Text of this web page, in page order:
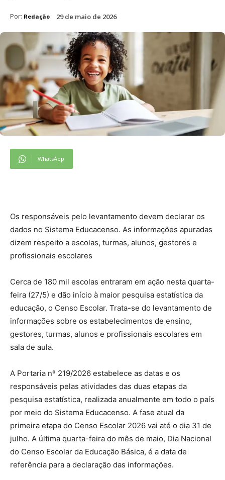
Por: Redação 29 de maio de 2026
WhatsApp
Os responsáveis pelo levantamento devem declarar os
dados no Sistema Educacenso. As informações apuradas
dizem respeito a escolas, turmas, alunos, gestores e
profissionais escolares
Cerca de 180 mil escolas entraram em ação nesta quarta-
feira (27/5) e dão início à maior pesquisa estatística da
educação, o Censo Escolar. Trata-se do levantamento de
informações sobre os estabelecimentos de ensino,
gestores, turmas, alunos e profissionais escolares em
sala de aula.
A Portaria nº 219/2026 estabelece as datas e os
responsáveis pelas atividades das duas etapas da
pesquisa estatística, realizada anualmente em todo o país
por meio do Sistema Educacenso. A fase atual da
primeira etapa do Censo Escolar 2026 vai até o dia 31 de
julho. A última quarta-feira do mês de maio, Dia Nacional
do Censo Escolar da Educação Básica, é a data de
referência para a declaração das informações.